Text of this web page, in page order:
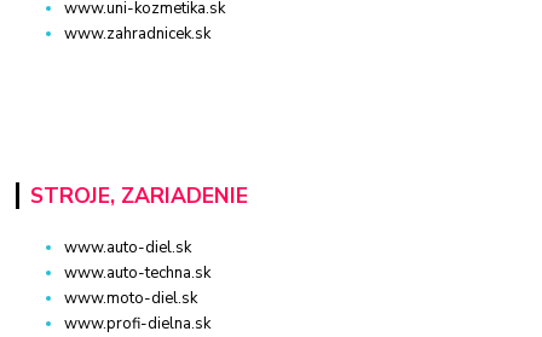
www.uni-kozmetika.sk
www.zahradnicek.sk
STROJE, ZARIADENIE
www.auto-diel.sk
www.auto-techna.sk
www.moto-diel.sk
www.profi-dielna.sk